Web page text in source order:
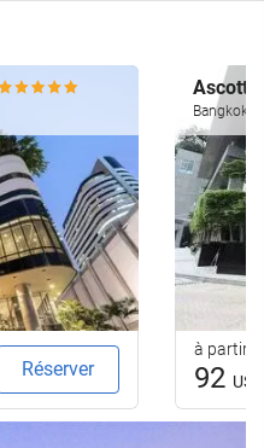
Réserver
Ascott
Bangkok,
à partir
92 US$